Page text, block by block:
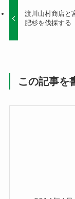
渡川山村商店と
肥杉を伐採する
この記事を